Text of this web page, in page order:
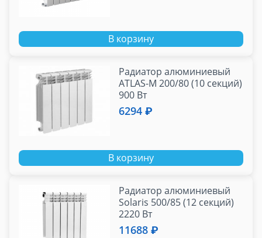
В корзину
Радиатор алюминиевый
ATLAS-M 200/80 (10 секций)
900 Вт
6294 ₽
В корзину
Радиатор алюминиевый
Solaris 500/85 (12 секций)
2220 Вт
11688 ₽